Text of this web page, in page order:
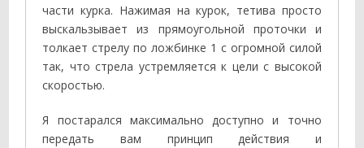
части курка. Нажимая на курок, тетива просто
выскальзывает из прямоугольной проточки и
толкает стрелу по ложбинке 1 с огромной силой
так, что стрела устремляется к цели с высокой
скоростью.
Я постарался максимально доступно и точно
передать вам принцип действия и